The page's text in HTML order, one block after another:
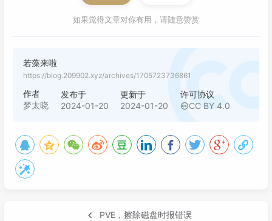
如果觉得文章对你有用，请随意赞赏
若藻来啦
https://blog.209902.xyz/archives/1705723736861
作者
梦太晓
发布于
2024-01-20
更新于
2024-01-20
许可协议
CC BY 4.0
PVE，擦除磁盘时报错误